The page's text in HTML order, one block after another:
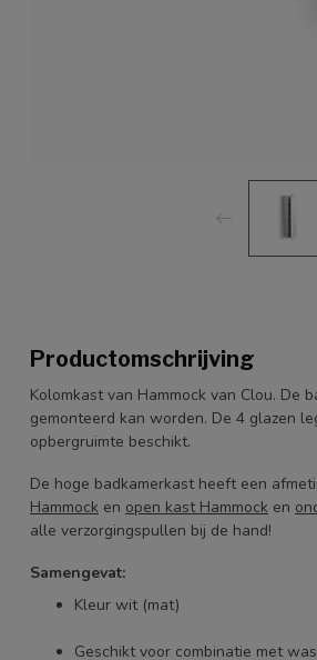
Productomschrijving
Kolomkast van Hammock van Clou. De
gemonteerd kan worden. De 4 glazen
opbergruimte beschikt.
De hoge badkamerkast heeft een
Hammock en open kast Hammock en
alle verzorgingspullen bij de hand!
Samengevat:
Kleur wit (mat)
Geschikt voor combinatie met